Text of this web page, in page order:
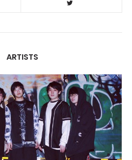
ARTISTS